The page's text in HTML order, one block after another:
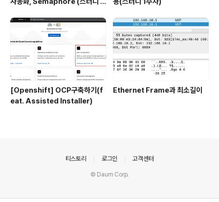
[Openshift] OCP구축하기(f
eat. Assisted Installer)
Ethernet Frame과 최소길이
티스토리 로그인 고객센터
© Daum Corp.